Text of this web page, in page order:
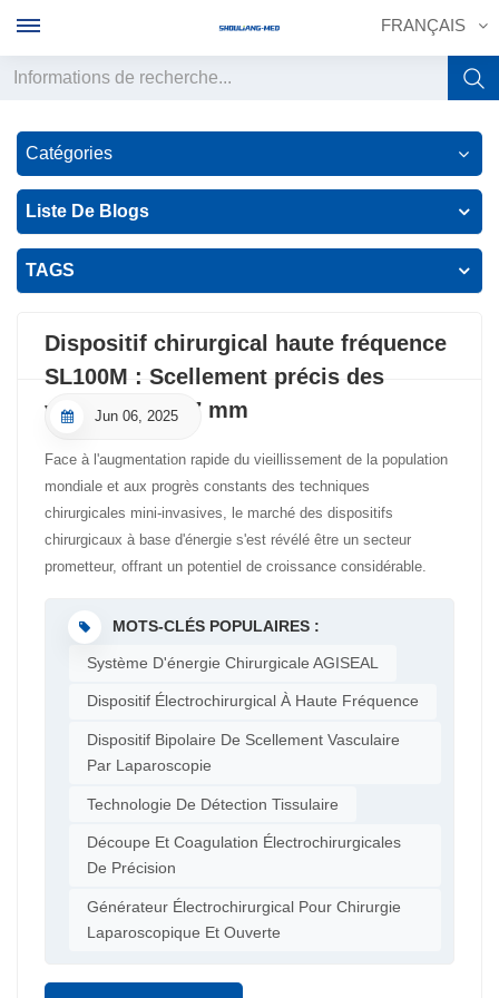
FRANÇAIS
English
français
Deutsch
italiano
español
中文
Catégories
Liste De Blogs
TAGS
Dispositif chirurgical haute fréquence
SL100M : Scellement précis des
vaisseaux de 7 mm
Jun 06, 2025
Face à l'augmentation rapide du vieillissement de la population
mondiale et aux progrès constants des techniques
chirurgicales mini-invasives, le marché des dispositifs
chirurgicaux à base d'énergie s'est révélé être un secteur
prometteur, offrant un potentiel de croissance considérable.
vaisseaux se distinguent comme l'un des plus utilisés en
pratique clinique. système d'étanchéité pour grands vaisseaux
Il s'agit d'une évolution des unités électrochirurgicales à haute
fréquence, utilisant les effets thermiques générés par un
biologiques pour obtenir une hémostase efficace. Comparé aux
offrent des vitesses de coupe rapides mais fonctionnent à des
températures relativement élevées, le système de scellement
des gros vaisseaux assure un scellement précis à des
tissulaires collatérales. Cette caractéristique en fait le choix
privilégié des chirurgiens. ShouLiang-med se consacre à la
MOTS-CLÉS POPULAIRES :
Système D'énergie Chirurgicale AGISEAL
Dispositif Électrochirurgical À Haute Fréquence
Dispositif Bipolaire De Scellement Vasculaire
Par Laparoscopie
Technologie De Détection Tissulaire
Découpe Et Coagulation Électrochirurgicales
De Précision
Générateur Électrochirurgical Pour Chirurgie
Laparoscopique Et Ouverte